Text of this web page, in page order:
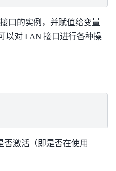
口的实例，并赋值给变量
以对 LAN 接口进行各种操
否激活（即是否在使用